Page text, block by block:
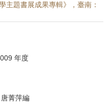
主題書展成果專輯》，臺南：
年度
菁萍編